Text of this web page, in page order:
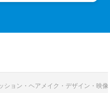
ション・ヘアメイク・デザイン・映